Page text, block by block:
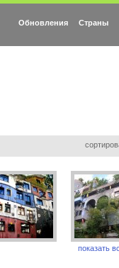
Обновления Страны
показать